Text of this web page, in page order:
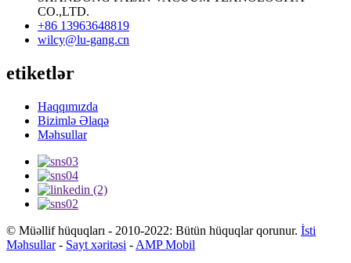
CO.,LTD.
+86 13963648819
wilcy@lu-gang.cn
etiketlər
Haqqımızda
Bizimlə Əlaqə
Məhsullar
© Müəllif hüquqları - 2010-2022: Bütün hüquqlar qorunur. İsti
Məhsullar- Sayt xəritəsi - AMP Mobil